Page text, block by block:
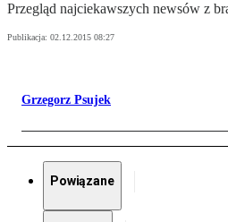
Przegląd najciekawszych newsów z
Publikacja: 02.12.2015 08:27
Grzegorz Psujek
Powiązane